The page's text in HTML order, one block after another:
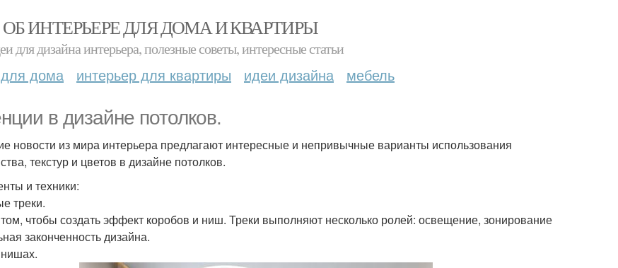
ИНТЕРЬЕРЕ ДЛЯ ДОМА И КВАРТИРЫ
для дизайна интерьера, полезные советы, интересные статьи
дома интерьер для квартиры идеи дизайна мебель
в дизайне потолков.
новости из мира интерьера предлагают интересные и непривычные варианты использования
текстур и цветов в дизайне потолков.
и техники:
треки.
чтобы создать эффект коробов и ниш. Треки выполняют несколько ролей: освещение, зонирование
законченность дизайна.